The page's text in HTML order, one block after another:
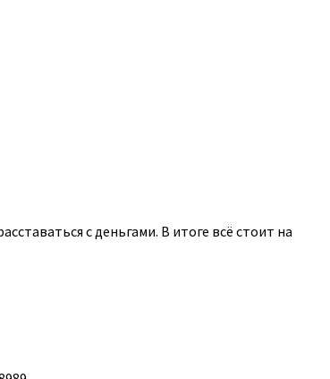
с деньгами. В итоге всё стоит на